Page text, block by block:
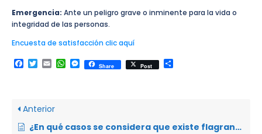
Emergencia: Ante un peligro grave o inminente para la vida o
integridad de las personas.
Encuesta de satisfacción clic aquí
Facebook
Twitter
EmailWhatsApp
Messenger
Share Post
Anterior
¿En qué casos se considera que existe flagrancia en un delito?